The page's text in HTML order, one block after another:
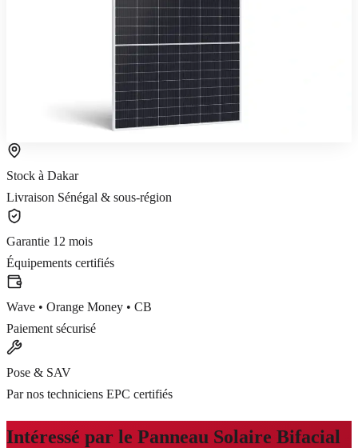
sénégalais, pour toiture ou sol.
Voir le produit
Commander sur WhatsApp
Stock à Dakar
Livraison Sénégal & sous-région
Garantie 12 mois
Équipements certifiés
Wave • Orange Money • CB
Paiement sécurisé
Pose & SAV
Par nos techniciens EPC certifiés
Intéressé par le Panneau Solaire Bifacial